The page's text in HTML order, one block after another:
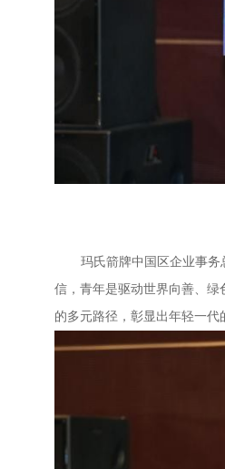
玛氏箭牌中国区企业事
信，青年是驱动世界向善、
的多元路径，彰显出年轻一代